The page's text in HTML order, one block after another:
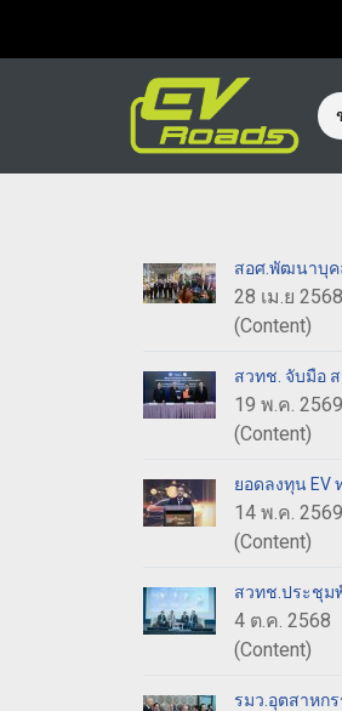
สอศ.พัฒนาบุค
28 เม.ย 2568
(Content)
สวทช. จับมือ
19 พ.ค. 2569
(Content)
ยอดลงทุน EV
14 พ.ค. 2569
(Content)
สวทช.ประชุม
4 ต.ค. 2568
(Content)
รมว.อุตสาหก